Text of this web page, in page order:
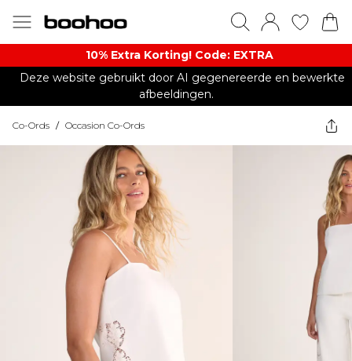
10% Extra Korting! Code: EXTRA​
Deze website gebruikt door AI gegenereerde en bewerkte
afbeeldingen.
Co-Ords / Occasion Co-Ords